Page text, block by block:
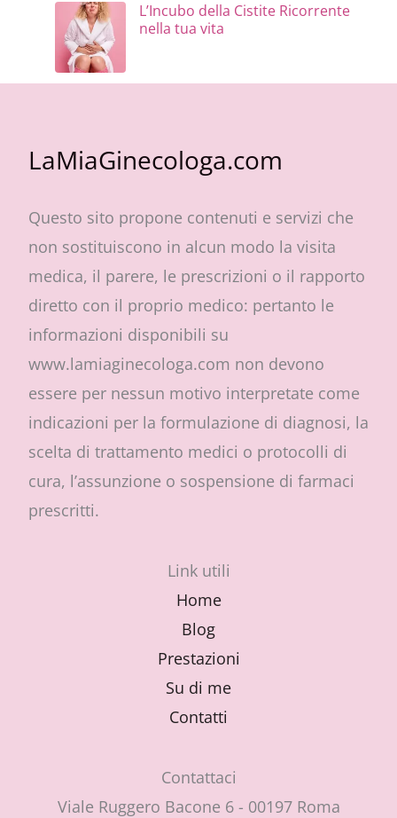
L’Incubo della Cistite Ricorrente
nella tua vita
LaMiaGinecologa.com
Questo sito propone contenuti e servizi che
non sostituiscono in alcun modo la visita
medica, il parere, le prescrizioni o il rapporto
diretto con il proprio medico: pertanto le
informazioni disponibili su
www.lamiaginecologa.com non devono
essere per nessun motivo interpretate come
indicazioni per la formulazione di diagnosi, la
scelta di trattamento medici o protocolli di
cura, l’assunzione o sospensione di farmaci
prescritti.
Link utili
Home
Blog
Prestazioni
Su di me
Contatti
Contattaci
Viale Ruggero Bacone 6 - 00197 Roma